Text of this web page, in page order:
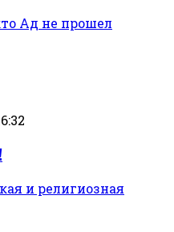
и религиозная